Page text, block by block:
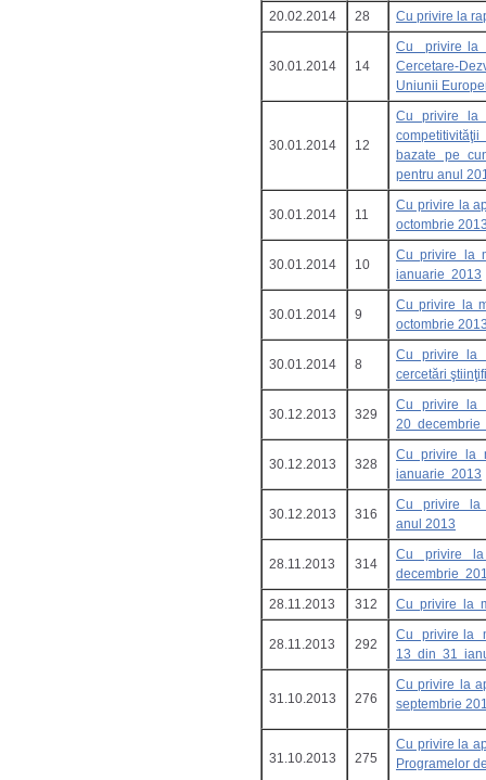
20.02.2014
28 Cu privire la
30.01.2014 14
Cu privire la
Cercetare-
Uniunii
30.01.2014 12
Cu privire la
bazate pe
pentru anul
30.01.2014 11
Cu privire la
octombrie
30.01.2014 10
Cu privire la
ianuarie 2013
30.01.2014 9
Cu privire la
octombrie
30.01.2014 8
Cu privire la
cercetări
30.12.2013 329
Cu privire la
20 decembrie
30.12.2013 328
Cu privire la
ianuarie 2013
30.12.2013 316
Cu privire la
anul 2013
28.11.2013 314
Cu privire la
decembrie
28.11.2013
312 Cu privire la
28.11.2013 292
Cu privire la
13 din 31
31.10.2013 276
Cu privire la
septembrie
31.10.2013 275
Cu privire la
Programelor